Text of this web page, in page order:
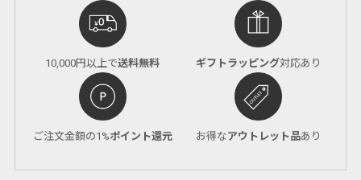
10,000円以上で送料無料 ギフトラッピング対応あり
ご注文金額の1%ポイント還元 お得なアウトレット品あり